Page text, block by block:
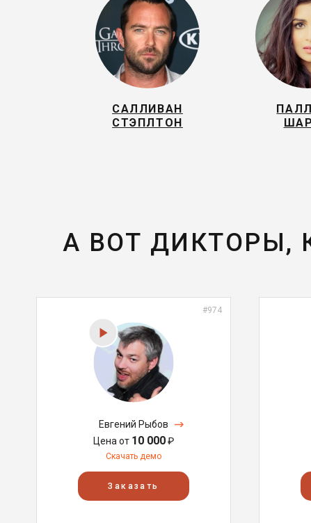
САЛЛИВАН
СТЭПЛТОН
А ВОТ ДИКТОРЫ,
#974
Евгений Рыбов
Цена от 10 000₽
Скачать демо
Заказать